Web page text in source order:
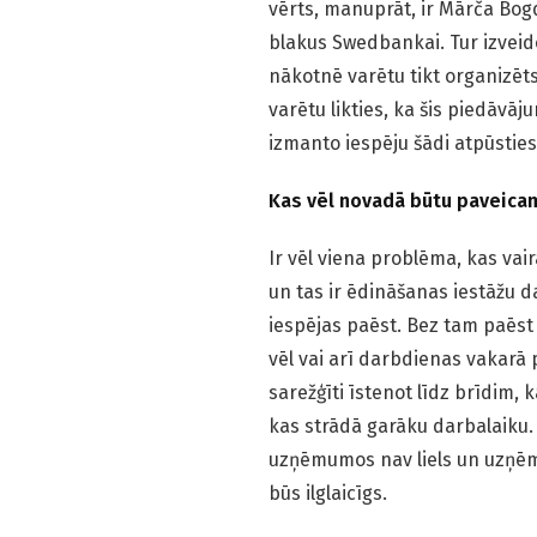
vērts, manuprāt, ir Mārča
blakus Swedbankai. Tur
nākotnē varētu tikt
varētu likties, ka šis
izmanto iespēju šādi
Kas vēl novadā būtu
Ir vēl viena problēma, kas
un tas ir ēdināšanas iestāžu
iespējas paēst. Bez tam
vēl vai arī darbdienas vakarā
sarežģīti īstenot līdz brīdim,
kas strādā garāku
uzņēmumos nav liels un
būs ilglaicīgs.